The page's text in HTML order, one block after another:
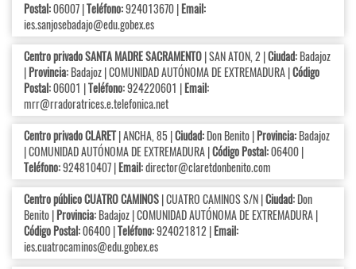
Postal:06007 |Teléfono:924013670 |Email:
ies.sanjosebadajo@edu.gobex.es
Centro privado SANTA MADRE SACRAMENTO| SAN ATON, 2 |Ciudad:Badajoz
|Provincia:Badajoz | COMUNIDAD AUTÓNOMA DE EXTREMADURA |Código
Postal:06001 |Teléfono:924220601 |Email:
mrr@rradoratrices.e.telefonica.net
Centro privado CLARET| ANCHA, 85 |Ciudad:Don Benito |Provincia:Badajoz
| COMUNIDAD AUTÓNOMA DE EXTREMADURA |Código Postal:06400 |
Teléfono:924810407 |Email:director@claretdonbenito.com
Centro público CUATRO CAMINOS| CUATRO CAMINOS S/N |Ciudad:Don
Benito |Provincia:Badajoz | COMUNIDAD AUTÓNOMA DE EXTREMADURA |
Código Postal:06400 |Teléfono:924021812 |Email:
ies.cuatrocaminos@edu.gobex.es